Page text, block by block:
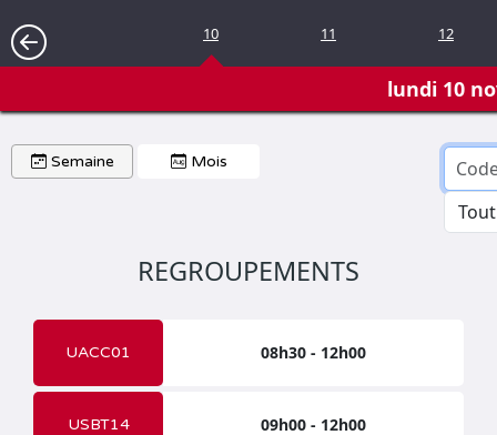
Semaine Mois
10 11 12
lundi 10
REGROUPEMENTS
UACC01 08h30 - 12h00
USBT14 09h00 - 12h00